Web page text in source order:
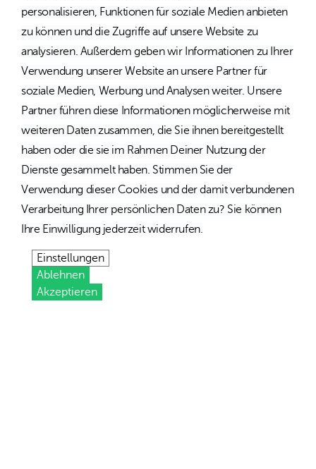
personalisieren, Funktionen für soziale Medien anbieten
zu können und die Zugriffe auf unsere Website zu
analysieren. Außerdem geben wir Informationen zu Ihrer
Verwendung unserer Website an unsere Partner für
soziale Medien, Werbung und Analysen weiter. Unsere
Partner führen diese Informationen möglicherweise mit
weiteren Daten zusammen, die Sie ihnen bereitgestellt
haben oder die sie im Rahmen Deiner Nutzung der
Dienste gesammelt haben. Stimmen Sie der
Verwendung dieser Cookies und der damit verbundenen
Verarbeitung Ihrer persönlichen Daten zu? Sie können
Ihre Einwilligung jederzeit widerrufen.
Einstellungen
Ablehnen
Akzeptieren